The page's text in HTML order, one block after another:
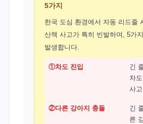
5가지
한국 도심 환경에서 자동 리드줄
산책 사고가 특히 빈발하며, 5가
발생합니다.
①차도 진입
긴
차
사고
②다른 강아지 충돌
긴
른